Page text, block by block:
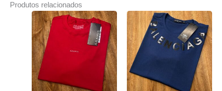
Produtos relacionados